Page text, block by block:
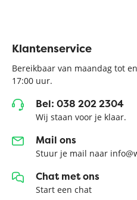
Klantenservice
Bereikbaar van maandag tot
17:00 uur.
Bel: 038 202 2304
Wij staan voor je klaar.
Mail ons
Stuur je mail naar
Chat met ons
Start een chat